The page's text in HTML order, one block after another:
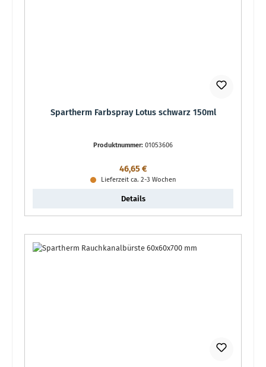
Spartherm Farbspray Lotus schwarz 150ml
Produktnummer: 01053606
Regulärer Preis:
46,65 €
Lieferzeit ca. 2-3 Wochen
Details